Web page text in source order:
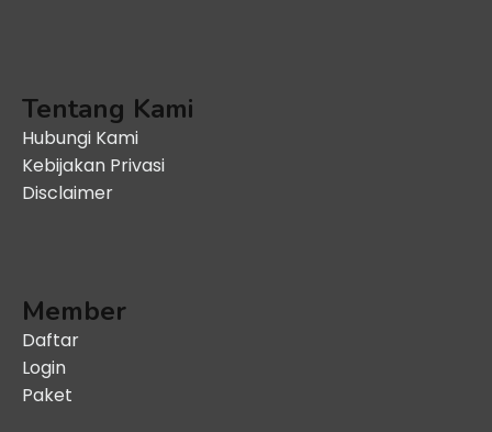
Tentang Kami
Hubungi Kami
Kebijakan Privasi
Disclaimer
Member
Daftar
Login
Paket